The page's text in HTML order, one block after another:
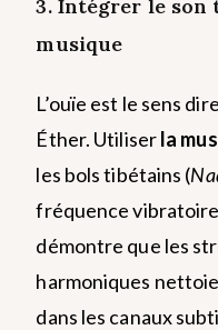
3. Intégrer le son
musique
L’ouïe est le sens
Éther. Utiliserla
les bols tibétains (
fréquence
démontre que les
harmoniques
dans les canaux